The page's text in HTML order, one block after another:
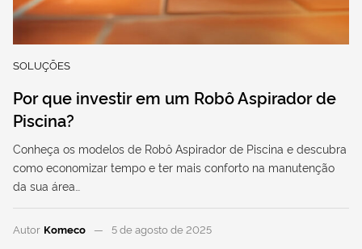
SOLUÇÕES
Por que investir em um Robô Aspirador de
Piscina?
Conheça os modelos de Robô Aspirador de Piscina e descubra
como economizar tempo e ter mais conforto na manutenção
da sua área…
Autor Komeco 5 de agosto de 2025